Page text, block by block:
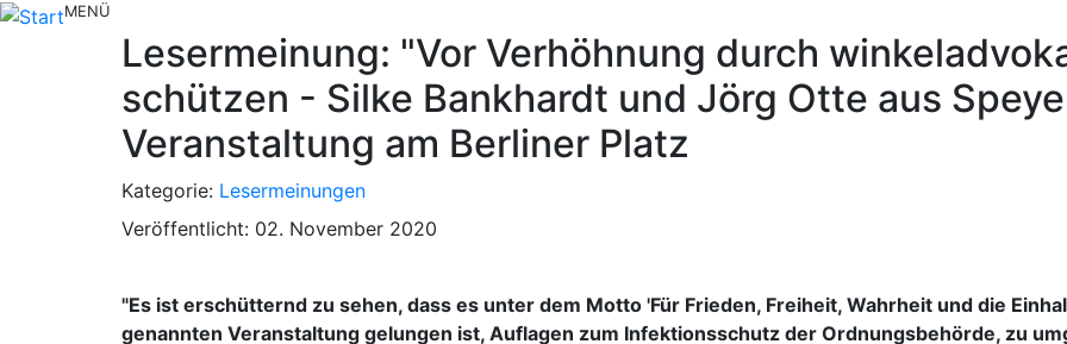
MENÜ
Lesermeinung: "Vor Verhöhnung durch
schützen - Silke Bankhardt und Jörg Otte aus
Veranstaltung am Berliner Platz
Kategorie: Lesermeinungen
Veröffentlicht: 02. November 2020
"Es ist erschütternd zu sehen, dass es unter dem Motto 'Für Frieden, Freiheit, Wahrheit und die
genannten Veranstaltung gelungen ist, Auflagen zum Infektionsschutz der Ordnungsbehörde, zu